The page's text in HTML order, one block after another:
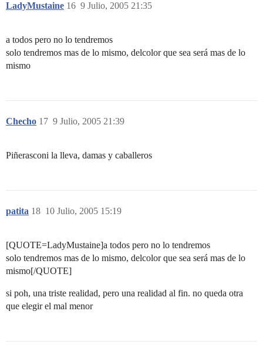
LadyMustaine 9 Julio, 2005 21:35
16
a todos pero no lo tendremos
solo tendremos mas de lo mismo, delcolor que sea será mas de lo
mismo
Checho 9 Julio, 2005 21:39
17
Piñerasconi la lleva, damas y caballeros
patita 10 Julio, 2005 15:19
18
[QUOTE=LadyMustaine]a todos pero no lo tendremos
solo tendremos mas de lo mismo, delcolor que sea será mas de lo
mismo[/QUOTE]
si poh, una triste realidad, pero una realidad al fin. no queda otra
que elegir el mal menor